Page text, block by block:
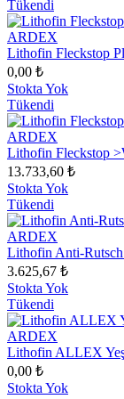
Tükendi
ARDEX
Lithofin Fleckstop
0,00 ₺
Stokta Yok
Tükendi
ARDEX
Lithofin Fleckstop
13.733,60 ₺
Stokta Yok
Tükendi
ARDEX
Lithofin Anti-Rutsch
3.625,67 ₺
Stokta Yok
Tükendi
ARDEX
Lithofin ALLEX
0,00 ₺
Stokta Yok